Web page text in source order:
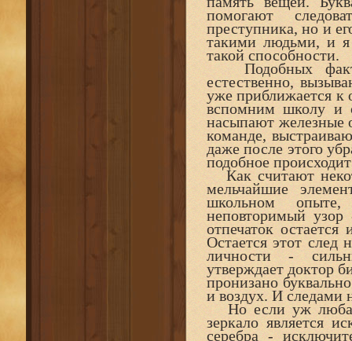
помогают
преступника, но и
такими людьми, и я
такой способности.
Подобных
естественно,
уже приближается к
вспомним школу и
насыпают железные
команде,
даже после этого
подобное
Как считают
мельчайшие
школьном опыте,
неповторимый
отпечаток
Остается этот след
личности -
утверждает доктор
пронизано
и воздух. И следами
Но если уж любая
зеркало является
серебра -